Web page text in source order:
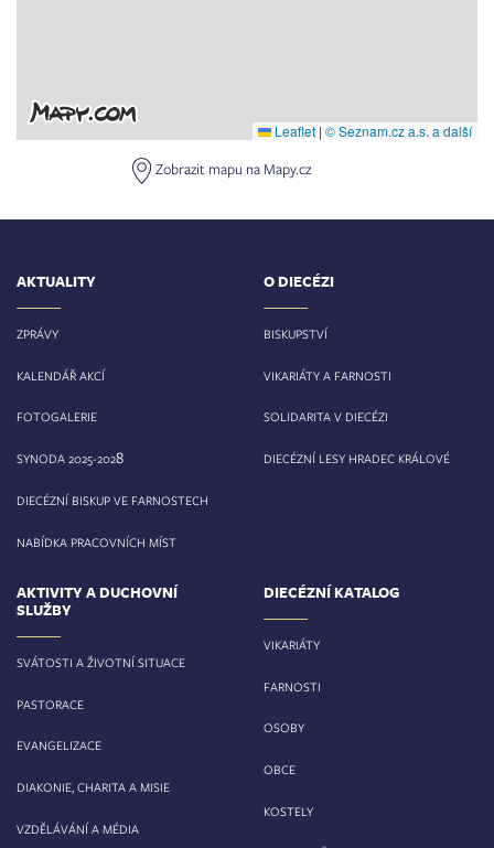
Leaflet | © Seznam.cz a.s. a další
Zobrazit mapu na Mapy.cz
AKTUALITY
ZPRÁVY
KALENDÁŘ AKCÍ
FOTOGALERIE
SYNODA 2025-2028
DIECÉZNÍ BISKUP VE FARNOSTECH
NABÍDKA PRACOVNÍCH MÍST
O DIECÉZI
BISKUPSTVÍ
VIKARIÁTY A FARNOSTI
SOLIDARITA V DIECÉZI
DIECÉZNÍ LESY HRADEC KRÁLOVÉ
AKTIVITY A DUCHOVNÍ
SLUŽBY
SVÁTOSTI A ŽIVOTNÍ SITUACE
PASTORACE
EVANGELIZACE
DIAKONIE, CHARITA A MISIE
VZDĚLÁVÁNÍ A MÉDIA
DIECÉZNÍ KATALOG
VIKARIÁTY
FARNOSTI
OSOBY
OBCE
KOSTELY